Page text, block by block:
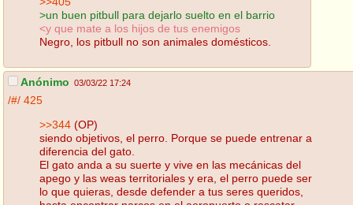
>un buen pitbull para dejarlo suelto en el barrio
<y que mate a los hijos de tus enemigos
Negro, los pitbull no son animales domésticos.
Anónimo 03/03/22 17:24
/#/ 425
>>344 (OP)
siendo objetivos, el perro. Porque se puede entrenar a
diferencia del gato.
El gato anda a su suerte y vive en las mecánicas del
apego y las weas territoriales y era, el perro puede ser
lo que quieras, desde defender a tus seres queridos,